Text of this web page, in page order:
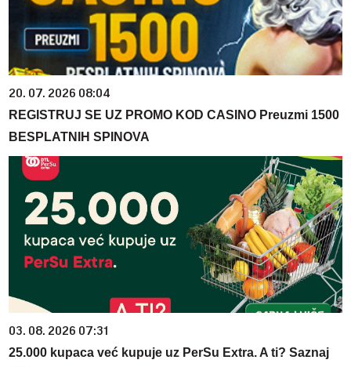
20. 07. 2026 08:04
REGISTRUJ SE UZ PROMO KOD CASINO Preuzmi 1500
BESPLATNIH SPINOVA
03. 08. 2026 07:31
25.000 kupaca već kupuje uz PerSu Extra. A ti? Saznaj